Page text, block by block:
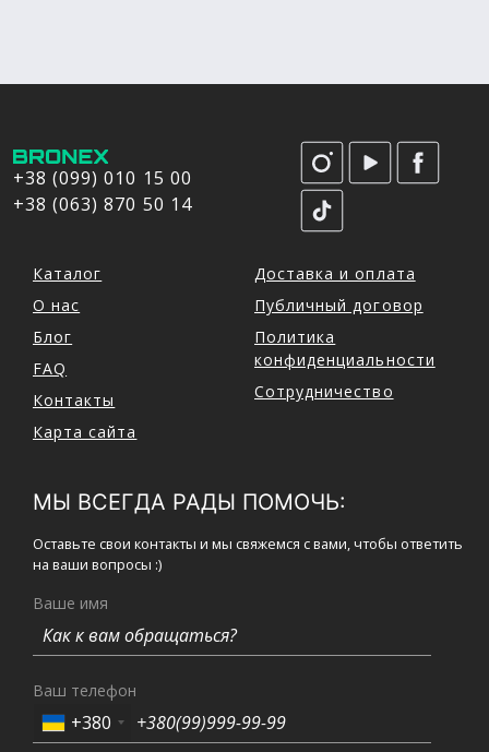
+38 (099) 010 15 00
+38 (063) 870 50 14
Каталог
О нас
Блог
FAQ
Контакты
Карта сайта
Доставка и оплата
Публичный договор
Политика
конфиденциальности
Сотрудничество
МЫ ВСЕГДА РАДЫ ПОМОЧЬ:
Оставьте свои контакты и мы свяжемся с вами, чтобы ответить
на ваши вопросы :)
Ваше имя
Ваш телефон
+380